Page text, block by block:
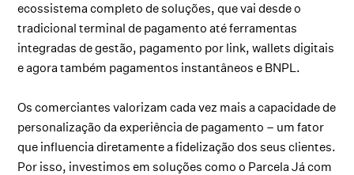
ecossistema completo de soluções, que vai desde o
tradicional terminal de pagamento até ferramentas
integradas de gestão, pagamento por link, wallets digitais
e agora também pagamentos instantâneos e BNPL.
Os comerciantes valorizam cada vez mais a capacidade de
personalização da experiência de pagamento – um fator
que influencia diretamente a fidelização dos seus clientes.
Por isso, investimos em soluções como o Parcela Já com